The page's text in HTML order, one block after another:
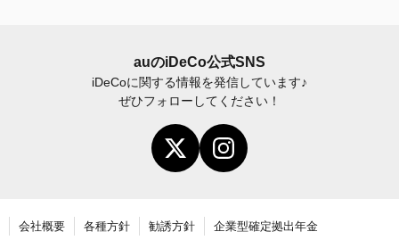
加入後の諸変更手続きについて
お申し込み後に届く書類について
年末調整・確定申告の書き方と記入例
老齢給付金の請求手続き
auのiDeCo公式SNS
iDeCoに関する情報を発信しています♪
ぜひフォローしてください！
会社概要 各種方針 勧誘方針 企業型確定拠出年金